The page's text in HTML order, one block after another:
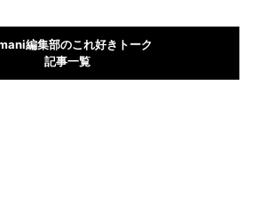
編集部のこれ好きトーク
記事一覧